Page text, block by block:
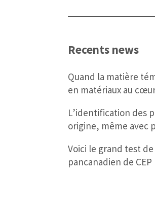
Recents news
Quand la matière
en matériaux au
L’identification des
origine, même avec
Voici le grand test
pancanadien de CEP